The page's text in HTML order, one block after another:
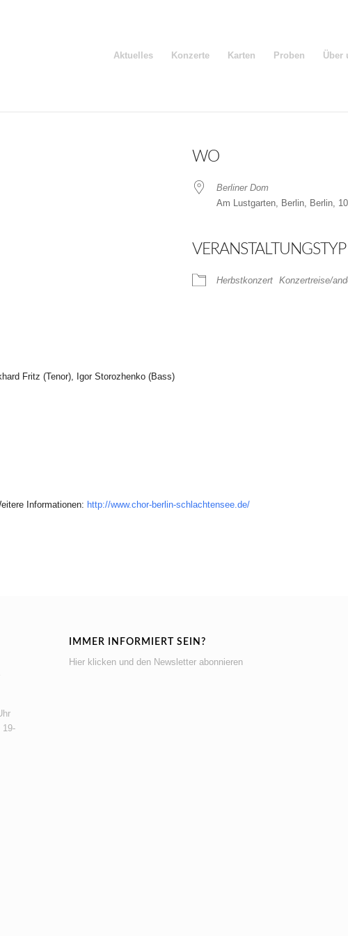
Aktuelles Konzerte Karten Proben Über
iCalendar
WO
Berliner Dom
Am Lustgarten, Berlin, Berlin,
VERANSTALTUNGSTYP
Herbstkonzert Konzertreise/
Fritz (Tenor), Igor Storozhenko (Bass)
Informationen: http://www.chor-berlin-schlachtensee.de/
19-
IMMER INFORMIERT SEIN?
Hier klicken und den Newsletter abonnieren